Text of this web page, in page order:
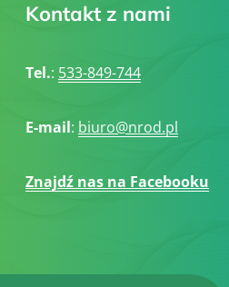
Kontakt z nami
Tel.: 533-849-744
E-mail: biuro@nrod.pl
Znajdź nas na Facebooku